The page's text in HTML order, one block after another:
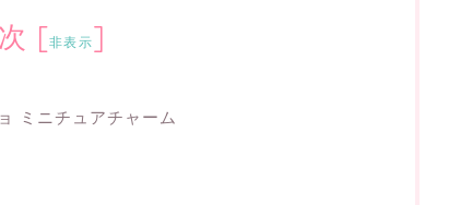
[非表示]
ミニチュアチャーム